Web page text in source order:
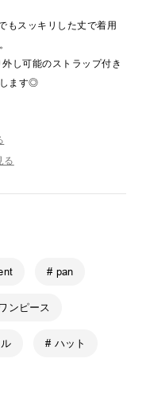
もスッキリした丈で着用
し可能のストラップ付き
ます◎
る
# pan
ンピース
# ハット